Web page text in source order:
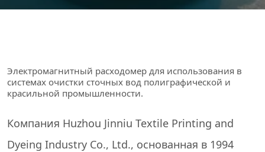
Электромагнитный расходомер для использования в
системах очистки сточных вод полиграфической и
красильной промышленности.
Компания Huzhou Jinniu Textile Printing and
Dyeing Industry Co., Ltd., основанная в 1994